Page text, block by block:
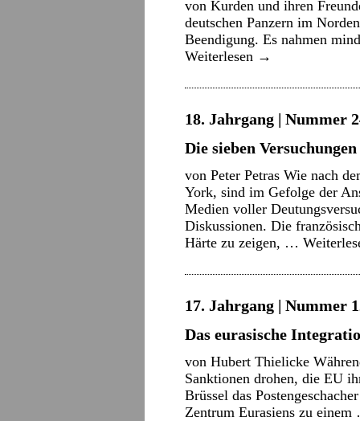
von Kurden und ihren
deutschen Panzern im
Beendigung. Es nahmen
Weiterlesen →
18. Jahrgang | Nummer
Die sieben
von Peter Petras Wie nach
York, sind im Gefolge der
Medien voller
Diskussionen. Die
Härte zu zeigen, …
17. Jahrgang | Nummer
Das eurasische
von Hubert Thielicke
Sanktionen drohen, die EU
Brüssel das
Zentrum Eurasiens zu